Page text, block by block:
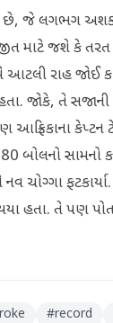
છે, જે લગભગ
માટે જશે કે
આટલી રાહ જોઈ
હતા. જોકે, તે
આફ્રિકાના
બોલનો સામનો
ચોગ્ગા ફટકાર્યા.
હતા. તે પણ
#record